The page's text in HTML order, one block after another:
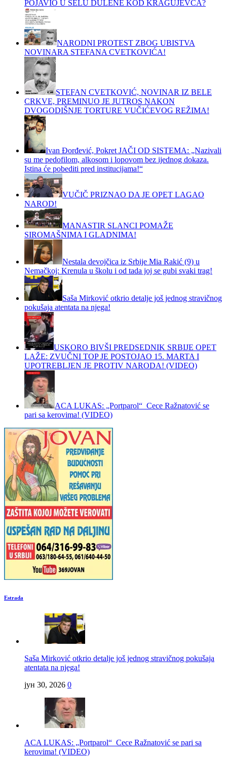
POJAVIO U SELU DULENE KOD KRAGUJEVCA?
NARODNI PROTEST ZBOG UBISTVA
NOVINARA STEFANA CVETKOVIĆA!
STEFAN CVETKOVIĆ, NOVINAR IZ BELE
CRKVE, PREMINUO JE JUTROS NAKON
DVOGODIŠNJE TORTURE VUČIĆEVOG REŽIMA!
Ivan Đorđević, Pokret JAČI OD SISTEMA: „Nazivali
su me pedofilom, alkosom i lopovom bez ijednog dokaza.
Istina će pobediti pred institucijama!“
VUČIČ PRIZNAO DA JE OPET LAGAO
NAROD!
MANASTIR SLANCI POMAŽE
SIROMAŠNIMA I GLADNIMA!
Nestala devojčica iz Srbije Mia Rakić (9) u
Nemačkoj: Krenula u školu i od tada joj se gubi svaki trag!
Saša Mirković otkrio detalje još jednog stravičnog
pokušaja atentata na njega!
USKORO BIVŠI PREDSEDNIK SRBIJE OPET
LAŽE: ZVUČNI TOP JE POSTOJAO 15. MARTA I
UPOTREBLJEN JE PROTIV NARODA! (VIDEO)
ACA LUKAS: „Portparol“ Cece Ražnatović se
pari sa kerovima! (VIDEO)
Estrada
Saša Mirković otkrio detalje još jednog stravičnog pokušaja
atentata na njega!
јун 30, 2026 0
ACA LUKAS: „Portparol“ Cece Ražnatović se pari sa
kerovima! (VIDEO)